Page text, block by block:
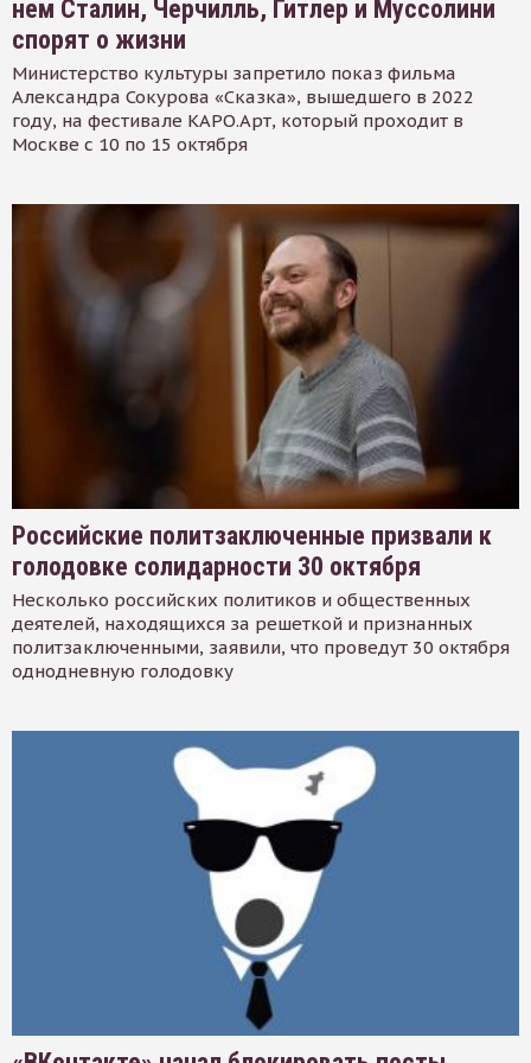
нем Сталин, Черчилль, Гитлер и Муссолини
спорят о жизни
Министерство культуры запретило показ фильма
Александра Сокурова «Сказка», вышедшего в 2022
году, на фестивале КАРО.Арт, который проходит в
Москве с 10 по 15 октября
Российские политзаключенные призвали к
голодовке солидарности 30 октября
Несколько российских политиков и общественных
деятелей, находящихся за решеткой и признанных
политзаключенными, заявили, что проведут 30 октября
однодневную голодовку